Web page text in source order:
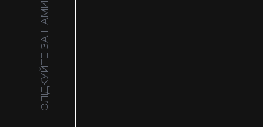
СЛІДКУЙТЕ ЗА НАМИ